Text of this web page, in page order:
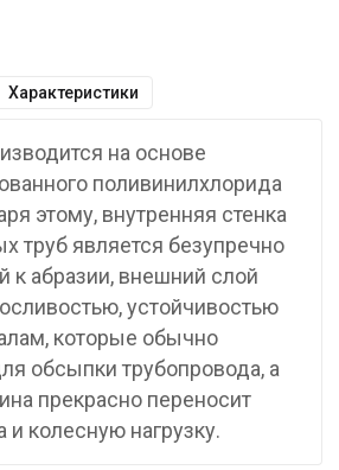
Характеристики
на основе
поливинилхлорида
этому, внутренняя стенка
труб является безупречно
к абразии, внешний слой
устойчивостью
которые обычно
обсыпки трубопровода, а
прекрасно переносит
и колесную нагрузку.